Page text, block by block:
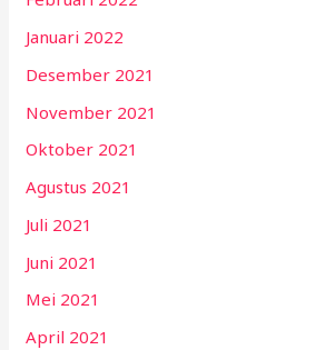
Januari 2022
Desember 2021
November 2021
Oktober 2021
Agustus 2021
Juli 2021
Juni 2021
Mei 2021
April 2021